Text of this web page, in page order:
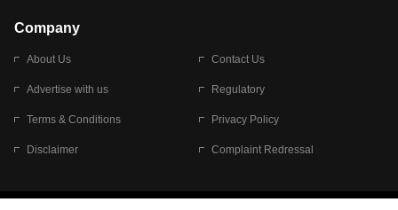
बारिश की चेतावनी
Company
About Us Contact Us
Advertise with us Regulatory
Terms & Conditions Privacy Policy
Disclaimer Complaint Redressal